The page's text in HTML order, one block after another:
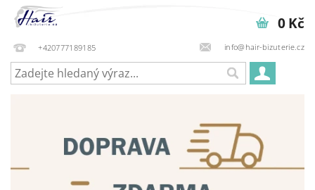
+420777189185 info@hair-bizuterie.cz
0 Kč